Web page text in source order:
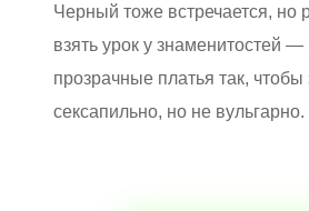
Черный тоже встречается, но
взять урок у знаменитостей —
прозрачные платья так,
сексапильно, но не вульгарно.